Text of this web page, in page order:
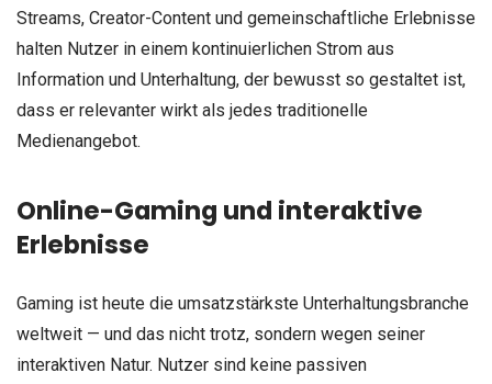
Streams, Creator-Content und gemeinschaftliche Erlebnisse
halten Nutzer in einem kontinuierlichen Strom aus
Information und Unterhaltung, der bewusst so gestaltet ist,
dass er relevanter wirkt als jedes traditionelle
Medienangebot.
Online-Gaming und interaktive
Erlebnisse
Gaming ist heute die umsatzstärkste Unterhaltungsbranche
weltweit — und das nicht trotz, sondern wegen seiner
interaktiven Natur. Nutzer sind keine passiven